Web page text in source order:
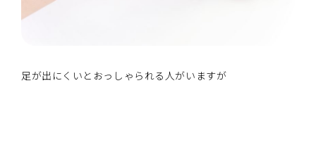
足が出にくいとおっしゃられる人がいますが